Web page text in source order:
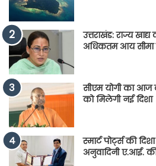
उत्तराखंड: राज्य
अधिकतम आय सीमा
सीएम योगी का आज
को मिलेगी नई दिशा
स्मार्ट पोर्ट्स की
अनुवादिनी ए.आई.